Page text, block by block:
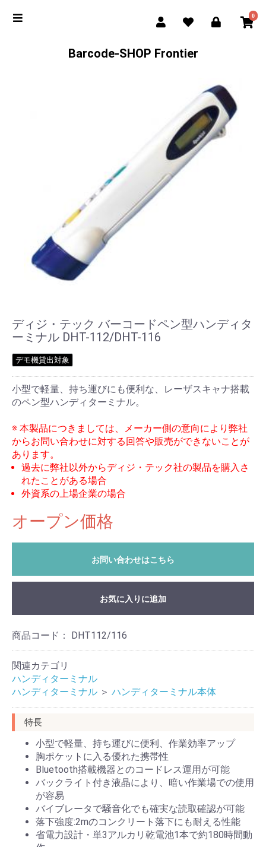
0
Barcode-SHOP Frontier
ディジ・テック バーコードペン型ハンディタ
ーミナル DHT-112/DHT-116
デモ機貸出対象
小型で軽量、持ち運びにも便利な、レーザスキャナ搭載
のペン型ハンディターミナル。
※ 本製品につきましては、メーカー側の意向により弊社
からお問い合わせに対する回答や販売ができないことが
あります。
過去に弊社以外からディジ・テック社の製品を購入さ
れたことがある場合
外資系の上場企業の場合
オープン価格
お問い合わせはこちら
お気に入りに追加
商品コード： DHT112/116
関連カテゴリ
ハンディターミナル
ハンディターミナル ＞ ハンディターミナル本体
特長
小型で軽量、持ち運びに便利、作業効率アップ
胸ポケットに入る優れた携帯性
Bluetooth搭載機器とのコードレス運用が可能
バックライト付き液晶により、暗い作業場での使用
が容易
バイブレータで騒音化でも確実な読取確認が可能
落下強度:2mのコンクリート落下にも耐える性能
省電力設計・単3アルカリ乾電池1本で約180時間動